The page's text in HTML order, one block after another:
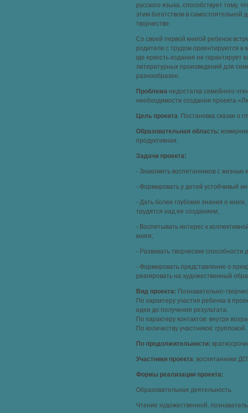
русского языка, способствует тому,
этим богатством в самостоятельной
творчестве.
Со своей первой книгой ребенок
родители с трудом ориентируются в
где яркость издания не гарантирует
литературных произведений для
разнообразен.
Проблема недостатка семейного
необходимости создания проекта
Цель проекта: Постановка сказки о
Образовательная область:
продуктивная.
Задачи проекта:
- Знакомить воспитанников с
- Формировать у детей устойчивый
- Дать более глубокие знания о
трудятся над ее созданием;
- Воспитывать интерес к
книги;
- Развивать творческие способности
- Формировать представление о
реагировать на художественный
Вид проекта: Познавательно-
По характеру участия ребенка в
идеи до получения результата.
По характеру контактов: внутри
По количеству участников: групповой.
По продолжительности:
Участники проекта: воспитанники
Формы реализации проекта:
Образовательная деятельность.
Чтение художественной,